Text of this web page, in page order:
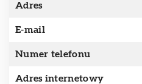
Adres
E-mail
Numer telefonu
Adres internetowy